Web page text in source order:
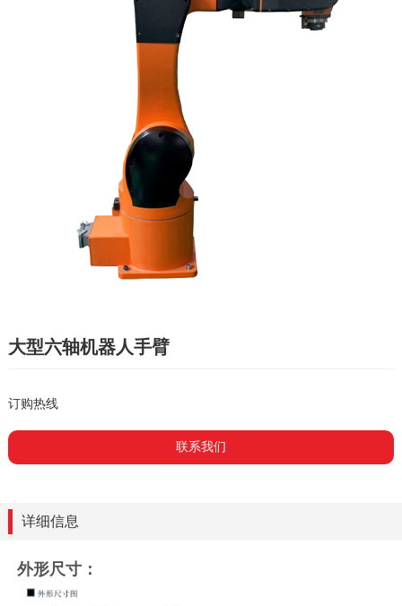
大型六轴机器人手臂
订购热线
联系我们
详细信息
外形尺寸：